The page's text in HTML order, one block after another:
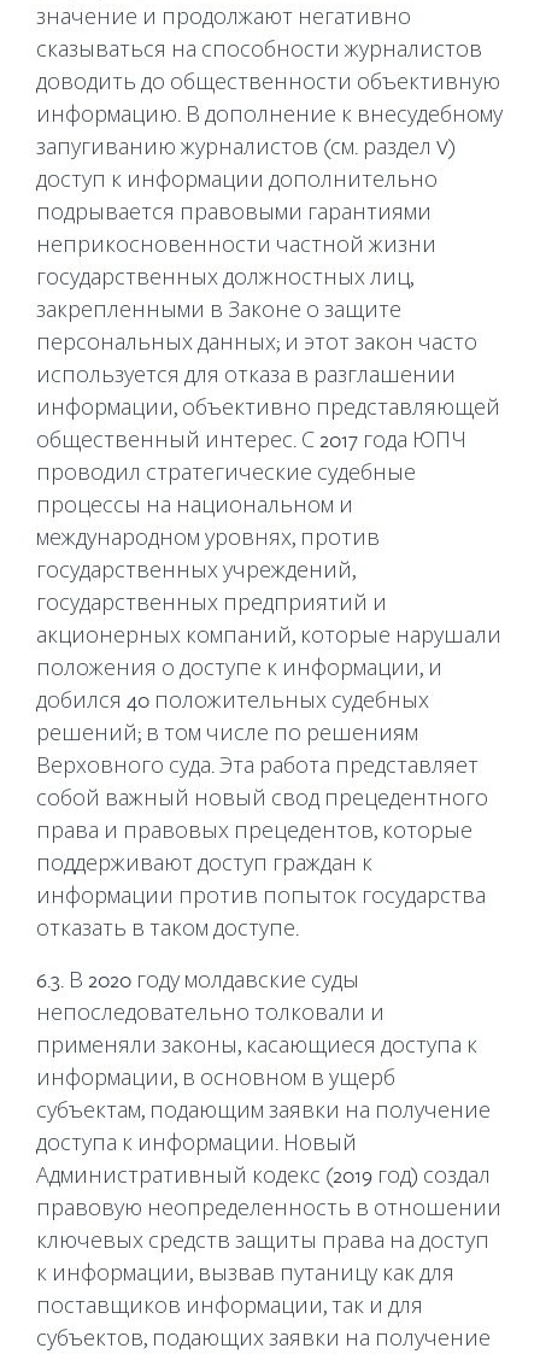
значение и продолжают негативно
сказываться на способности журналистов
доводить до общественности объективную
информацию. В дополнение к внесудебному
запугиванию журналистов (см. раздел V)
доступ к информации дополнительно
подрывается правовыми гарантиями
неприкосновенности частной жизни
государственных должностных лиц,
закрепленными в Законе о защите
персональных данных; и этот закон часто
используется для отказа в разглашении
информации, объективно представляющей
общественный интерес. С 2017 года ЮПЧ
проводил стратегические судебные
процессы на национальном и
международном уровнях, против
государственных учреждений,
государственных предприятий и
акционерных компаний, которые нарушали
положения о доступе к информации, и
добился 40 положительных судебных
решений; в том числе по решениям
Верховного суда. Эта работа представляет
собой важный новый свод прецедентного
права и правовых прецедентов, которые
поддерживают доступ граждан к
информации против попыток государства
отказать в таком доступе.
6.3. В 2020 году молдавские суды
непоследовательно толковали и
применяли законы, касающиеся доступа к
информации, в основном в ущерб
субъектам, подающим заявки на получение
доступа к информации. Новый
Административный кодекс (2019 год) создал
правовую неопределенность в отношении
ключевых средств защиты права на доступ
к информации, вызвав путаницу как для
поставщиков информации, так и для
субъектов, подающих заявки на получение